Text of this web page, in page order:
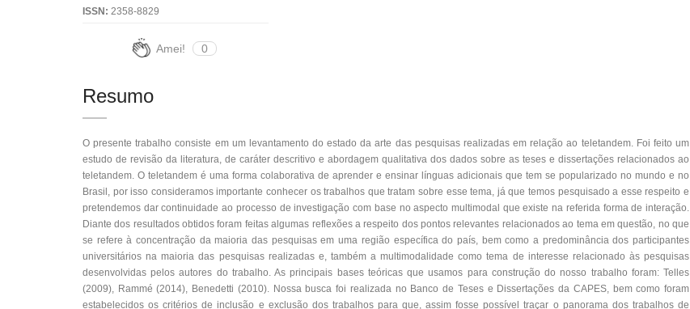
ISSN: 2358-8829
Amei! 0
Resumo
O presente trabalho consiste em um levantamento do estado da arte das pesquisas realizadas em relação ao teletandem. Foi feito um
estudo de revisão da literatura, de caráter descritivo e abordagem qualitativa dos dados sobre as teses e dissertações relacionados ao
teletandem. O teletandem é uma forma colaborativa de aprender e ensinar línguas adicionais que tem se popularizado no mundo e no
Brasil, por isso consideramos importante conhecer os trabalhos que tratam sobre esse tema, já que temos pesquisado a esse respeito e
pretendemos dar continuidade ao processo de investigação com base no aspecto multimodal que existe na referida forma de interação.
Diante dos resultados obtidos foram feitas algumas reflexões a respeito dos pontos relevantes relacionados ao tema em questão, no que
se refere à concentração da maioria das pesquisas em uma região específica do país, bem como a predominância dos participantes
universitários na maioria das pesquisas realizadas e, também a multimodalidade como tema de interesse relacionado às pesquisas
desenvolvidas pelos autores do trabalho. As principais bases teóricas que usamos para construção do nosso trabalho foram: Telles
(2009), Rammé (2014), Benedetti (2010). Nossa busca foi realizada no Banco de Teses e Dissertações da CAPES, bem como foram
estabelecidos os critérios de inclusão e exclusão dos trabalhos para que, assim fosse possível traçar o panorama dos trabalhos de